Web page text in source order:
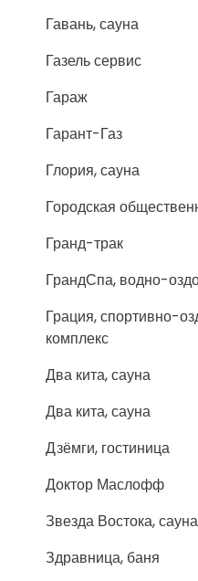
Гавань, сауна
Газель сервис
Гараж
Гарант-Газ
Глория, сауна
Городская
Гранд-трак
ГрандСпа, водно-
Грация, спортивно-
комплекс
Два кита, сауна
Два кита, сауна
Дзёмги, гостиница
Доктор Маслофф
Звезда Востока, сауна
Здравница, баня